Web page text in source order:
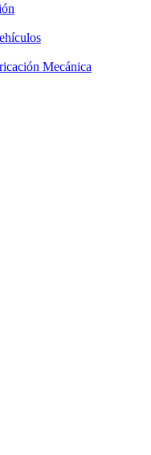
Mecánica